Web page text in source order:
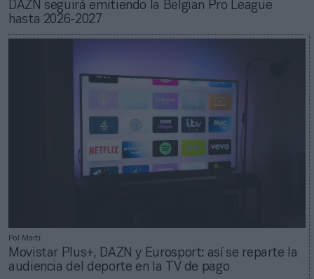
DAZN seguirá emitiendo la Belgian Pro League
hasta 2026-2027
Pol Martí
Movistar Plus+, DAZN y Eurosport: así se reparte la
audiencia del deporte en la TV de pago